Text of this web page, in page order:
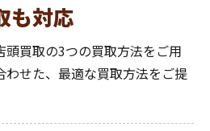
も対応
買取の3つの買取方法をご用
せた、最適な買取方法をご提